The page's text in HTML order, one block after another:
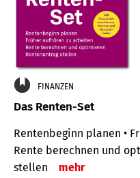
FINANZEN
Das Renten-Set
Rentenbeginn planen •
Rente berechnen und
stellen
mehr